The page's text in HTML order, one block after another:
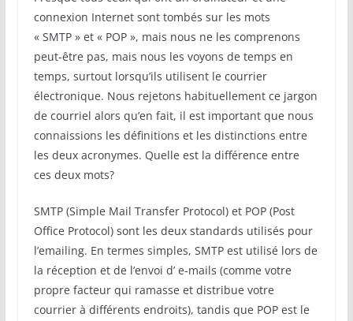
connexion Internet sont tombés sur les mots
« SMTP » et « POP », mais nous ne les comprenons
peut-être pas, mais nous les voyons de temps en
temps, surtout lorsqu’ils utilisent le courrier
électronique. Nous rejetons habituellement ce jargon
de courriel alors qu’en fait, il est important que nous
connaissions les définitions et les distinctions entre
les deux acronymes. Quelle est la différence entre
ces deux mots?
SMTP (Simple Mail Transfer Protocol) et POP (Post
Office Protocol) sont les deux standards utilisés pour
l’emailing. En termes simples, SMTP est utilisé lors de
la réception et de l’envoi d’ e-mails (comme votre
propre facteur qui ramasse et distribue votre
courrier à différents endroits), tandis que POP est le